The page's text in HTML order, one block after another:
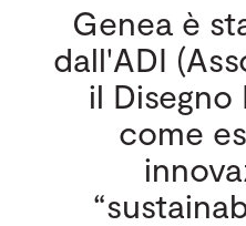
Genea è
dall'ADI
il Disegno
come